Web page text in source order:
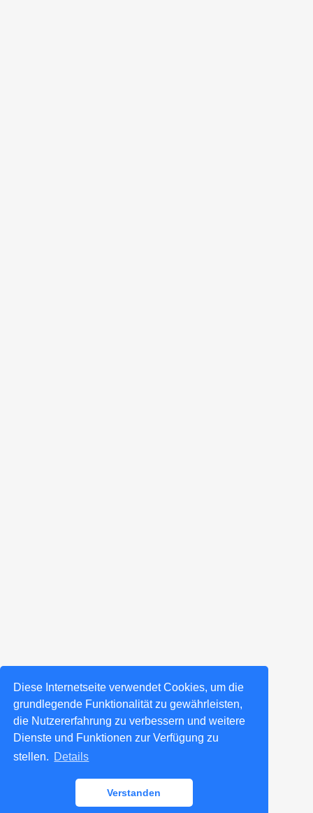
Diese Internetseite verwendet Cookies, um die
grundlegende Funktionalität zu gewährleisten,
die Nutzererfahrung zu verbessern und weitere
Dienste und Funktionen zur Verfügung zu
stellen. Details
Verstanden